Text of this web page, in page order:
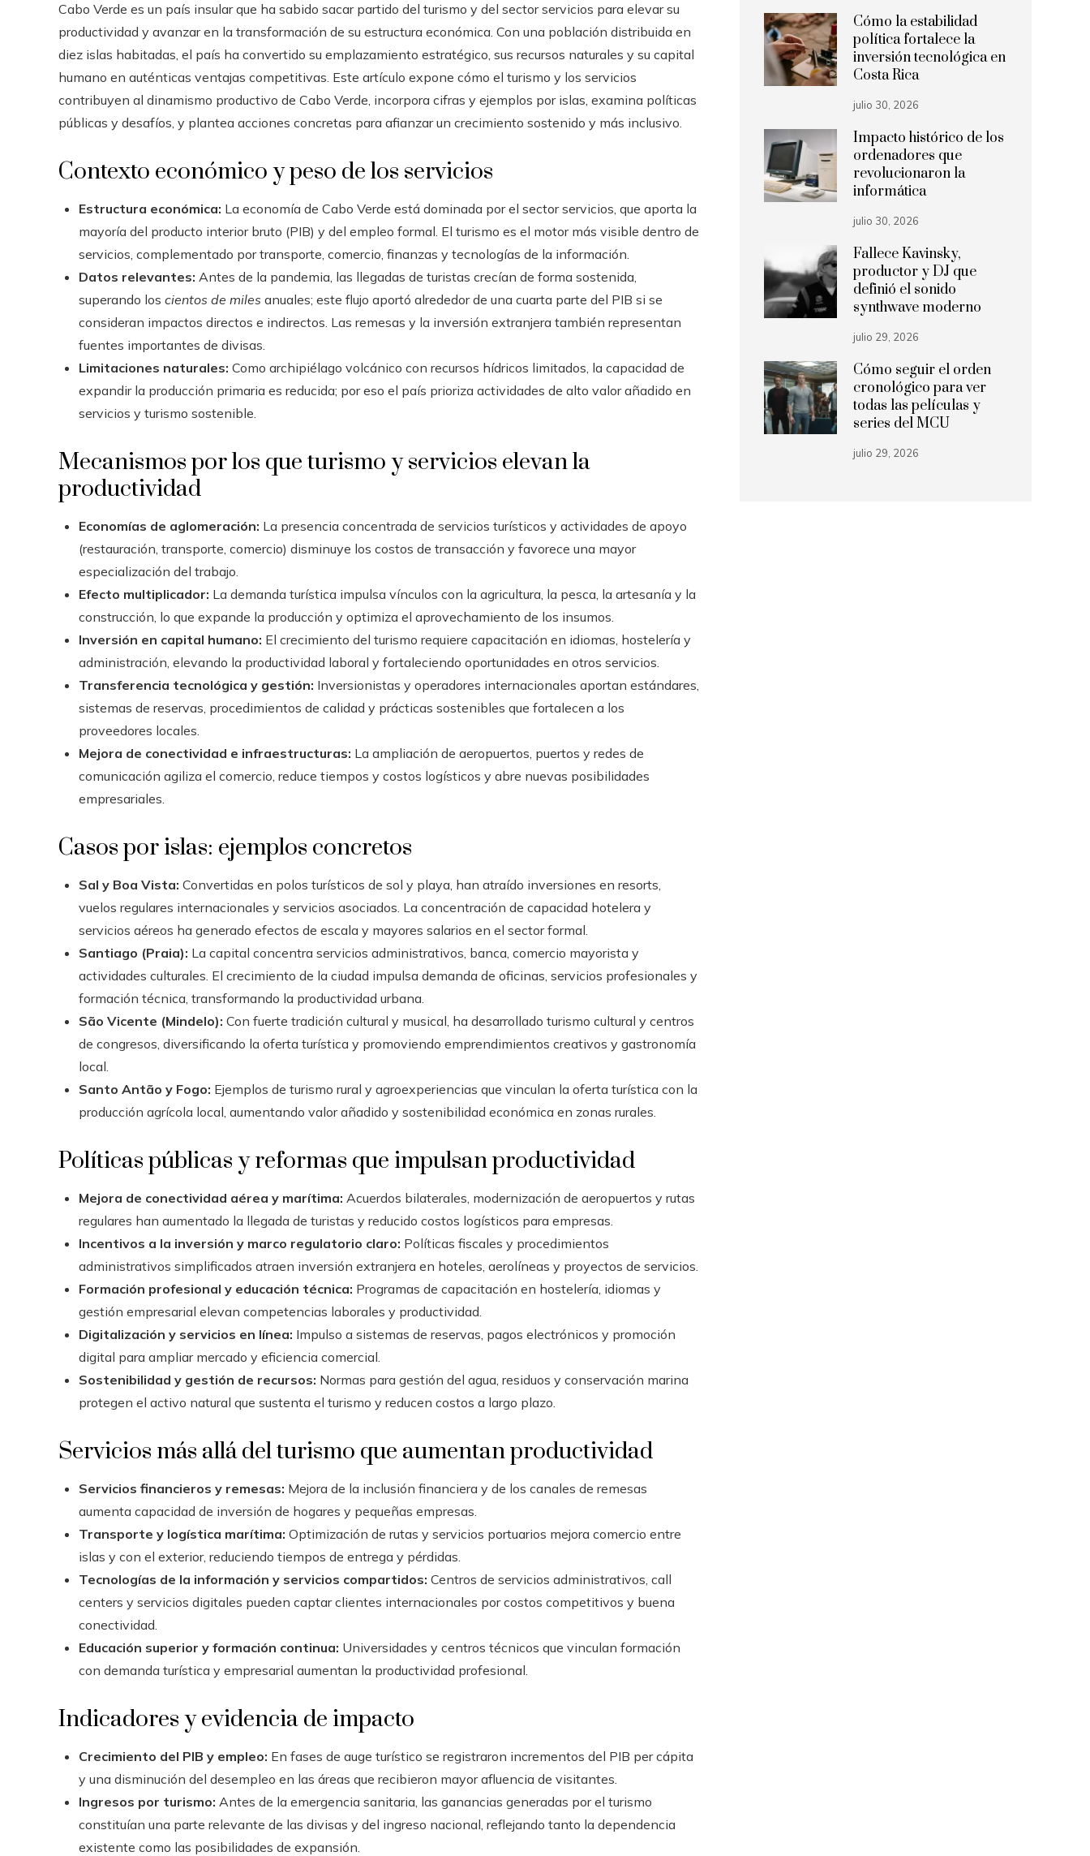
Cabo Verde es un país insular que ha sabido sacar partido del turismo y del sector servicios para elevar su
productividad y avanzar en la transformación de su estructura económica. Con una población distribuida en
diez islas habitadas, el país ha convertido su emplazamiento estratégico, sus recursos naturales y su capital
humano en auténticas ventajas competitivas. Este artículo expone cómo el turismo y los servicios
contribuyen al dinamismo productivo de Cabo Verde, incorpora cifras y ejemplos por islas, examina políticas
públicas y desafíos, y plantea acciones concretas para afianzar un crecimiento sostenido y más inclusivo.
Contexto económico y peso de los servicios
Estructura económica: La economía de Cabo Verde está dominada por el sector servicios, que aporta la
mayoría del producto interior bruto (PIB) y del empleo formal. El turismo es el motor más visible dentro de
servicios, complementado por transporte, comercio, finanzas y tecnologías de la información.
Datos relevantes: Antes de la pandemia, las llegadas de turistas crecían de forma sostenida,
superando los cientos de miles anuales; este flujo aportó alrededor de una cuarta parte del PIB si se
consideran impactos directos e indirectos. Las remesas y la inversión extranjera también representan
fuentes importantes de divisas.
Limitaciones naturales: Como archipiélago volcánico con recursos hídricos limitados, la capacidad de
expandir la producción primaria es reducida; por eso el país prioriza actividades de alto valor añadido en
servicios y turismo sostenible.
Mecanismos por los que turismo y servicios elevan la
productividad
Economías de aglomeración: La presencia concentrada de servicios turísticos y actividades de apoyo
(restauración, transporte, comercio) disminuye los costos de transacción y favorece una mayor
especialización del trabajo.
Efecto multiplicador: La demanda turística impulsa vínculos con la agricultura, la pesca, la artesanía y la
construcción, lo que expande la producción y optimiza el aprovechamiento de los insumos.
Inversión en capital humano: El crecimiento del turismo requiere capacitación en idiomas, hostelería y
administración, elevando la productividad laboral y fortaleciendo oportunidades en otros servicios.
Transferencia tecnológica y gestión: Inversionistas y operadores internacionales aportan estándares,
sistemas de reservas, procedimientos de calidad y prácticas sostenibles que fortalecen a los
proveedores locales.
Mejora de conectividad e infraestructuras: La ampliación de aeropuertos, puertos y redes de
comunicación agiliza el comercio, reduce tiempos y costos logísticos y abre nuevas posibilidades
empresariales.
Casos por islas: ejemplos concretos
Sal y Boa Vista: Convertidas en polos turísticos de sol y playa, han atraído inversiones en resorts,
vuelos regulares internacionales y servicios asociados. La concentración de capacidad hotelera y
servicios aéreos ha generado efectos de escala y mayores salarios en el sector formal.
Santiago (Praia): La capital concentra servicios administrativos, banca, comercio mayorista y
actividades culturales. El crecimiento de la ciudad impulsa demanda de oficinas, servicios profesionales y
formación técnica, transformando la productividad urbana.
São Vicente (Mindelo): Con fuerte tradición cultural y musical, ha desarrollado turismo cultural y centros
de congresos, diversificando la oferta turística y promoviendo emprendimientos creativos y gastronomía
local.
Santo Antão y Fogo: Ejemplos de turismo rural y agroexperiencias que vinculan la oferta turística con la
producción agrícola local, aumentando valor añadido y sostenibilidad económica en zonas rurales.
Políticas públicas y reformas que impulsan productividad
Mejora de conectividad aérea y marítima: Acuerdos bilaterales, modernización de aeropuertos y rutas
regulares han aumentado la llegada de turistas y reducido costos logísticos para empresas.
Incentivos a la inversión y marco regulatorio claro: Políticas fiscales y procedimientos
administrativos simplificados atraen inversión extranjera en hoteles, aerolíneas y proyectos de servicios.
Formación profesional y educación técnica: Programas de capacitación en hostelería, idiomas y
gestión empresarial elevan competencias laborales y productividad.
Digitalización y servicios en línea: Impulso a sistemas de reservas, pagos electrónicos y promoción
digital para ampliar mercado y eficiencia comercial.
Sostenibilidad y gestión de recursos: Normas para gestión del agua, residuos y conservación marina
protegen el activo natural que sustenta el turismo y reducen costos a largo plazo.
Servicios más allá del turismo que aumentan productividad
Servicios financieros y remesas: Mejora de la inclusión financiera y de los canales de remesas
aumenta capacidad de inversión de hogares y pequeñas empresas.
Transporte y logística marítima: Optimización de rutas y servicios portuarios mejora comercio entre
islas y con el exterior, reduciendo tiempos de entrega y pérdidas.
Tecnologías de la información y servicios compartidos: Centros de servicios administrativos, call
centers y servicios digitales pueden captar clientes internacionales por costos competitivos y buena
conectividad.
Educación superior y formación continua: Universidades y centros técnicos que vinculan formación
con demanda turística y empresarial aumentan la productividad profesional.
Indicadores y evidencia de impacto
Crecimiento del PIB y empleo: En fases de auge turístico se registraron incrementos del PIB per cápita
y una disminución del desempleo en las áreas que recibieron mayor afluencia de visitantes.
Ingresos por turismo: Antes de la emergencia sanitaria, las ganancias generadas por el turismo
constituían una parte relevante de las divisas y del ingreso nacional, reflejando tanto la dependencia
existente como las posibilidades de expansión.
Cómo la estabilidad
política fortalece la
inversión tecnológica en
Costa Rica
julio 30, 2026
Impacto histórico de los
ordenadores que
revolucionaron la
informática
julio 30, 2026
Fallece Kavinsky,
productor y DJ que
definió el sonido
synthwave moderno
julio 29, 2026
Cómo seguir el orden
cronológico para ver
todas las películas y
series del MCU
julio 29, 2026